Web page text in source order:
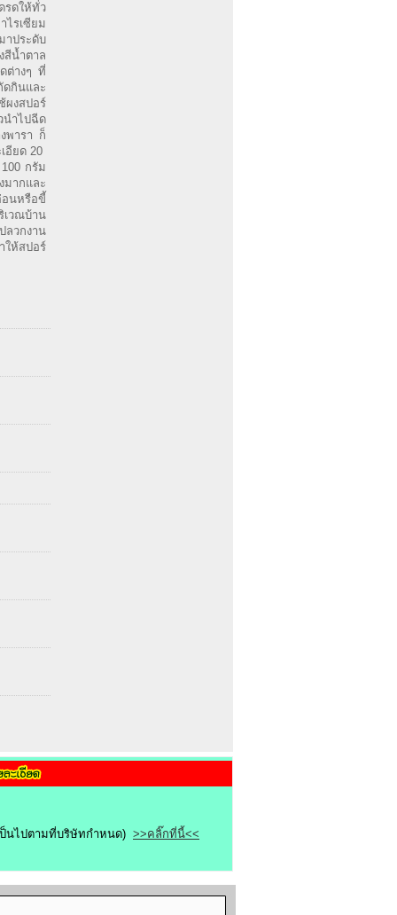
รดให้ทั่ว
รเซียม
าประดับ
สีน้ำตาล
ต่างๆ ที่
ดกินและ
ผงสปอร์
นำไปฉีด
พารา ก็
ยด 20 
กรัม
ากและ
อนหรือขี้
เวณบ้าน
ลวกงาน
ให้สปอร์
ป็นไปตามที่บริษัทกำหนด) >>คลิ๊กที่นี้<<